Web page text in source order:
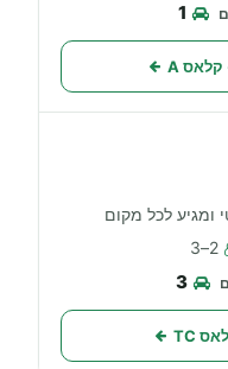
1
ומגיע לכל מקום
2–3
3